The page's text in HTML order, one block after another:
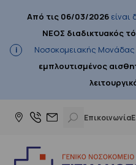
Από τις 06/03/2026είναι
ΝΕΟΣ διαδικτυακός
Νοσοκομειακής Μονάδας
εμπλουτισμένος
Επικοινωνία